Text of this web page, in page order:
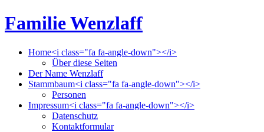
Familie Wenzlaff
Home<i class="fa fa-angle-down"></i>
Über diese Seiten
Der Name Wenzlaff
Stammbaum<i class="fa fa-angle-down"></i>
Personen
Impressum<i class="fa fa-angle-down"></i>
Datenschutz
Kontaktformular